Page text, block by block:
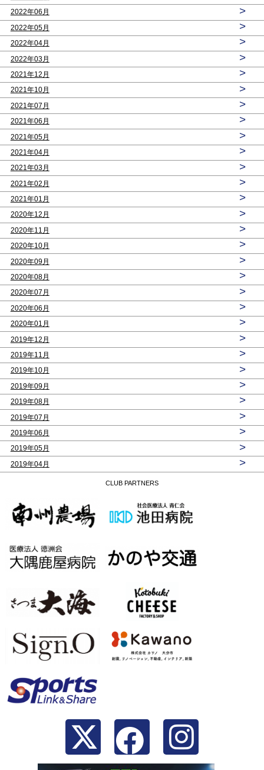
2022年06月 >
2022年05月 >
2022年04月 >
2022年03月 >
2021年12月 >
2021年10月 >
2021年07月 >
2021年06月 >
2021年05月 >
2021年04月 >
2021年03月 >
2021年02月 >
2021年01月 >
2020年12月 >
2020年11月 >
2020年10月 >
2020年09月 >
2020年08月 >
2020年07月 >
2020年06月 >
2020年01月 >
2019年12月 >
2019年11月 >
2019年10月 >
2019年09月 >
2019年08月 >
2019年07月 >
2019年06月 >
2019年05月 >
2019年04月 >
CLUB PARTNERS